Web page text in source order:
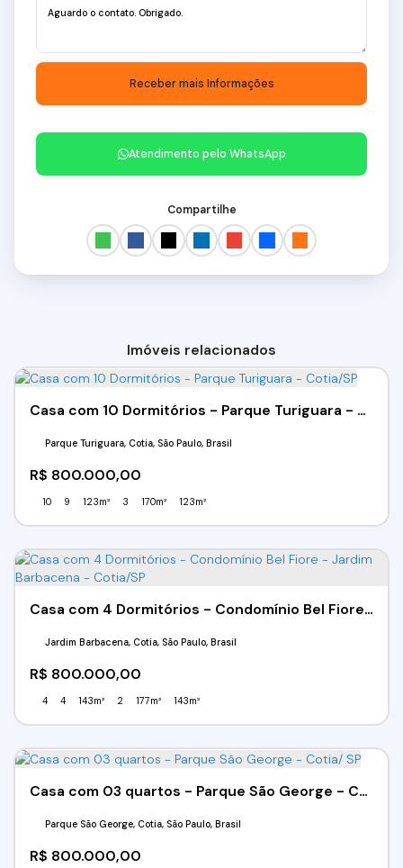
Atendimento pelo WhatsApp
Compartilhe
Imóveis relacionados
Casa com 10 Dormitórios - Parque Turiguara - Cotia/SP
R$ 800.000,00
Parque Turiguara, Cotia, São Paulo, Brasil
10 9 123m² 3 170m² 123m²
Casa com 4 Dormitórios - Condomínio Bel Fiore - Jardim Barbacena - Cotia/SP
R$ 800.000,00
Jardim Barbacena, Cotia, São Paulo, Brasil
4 4 143m² 2 177m² 143m²
Casa com 03 quartos - Parque São George - Cotia/ SP
R$ 800.000,00
Parque São George, Cotia, São Paulo, Brasil